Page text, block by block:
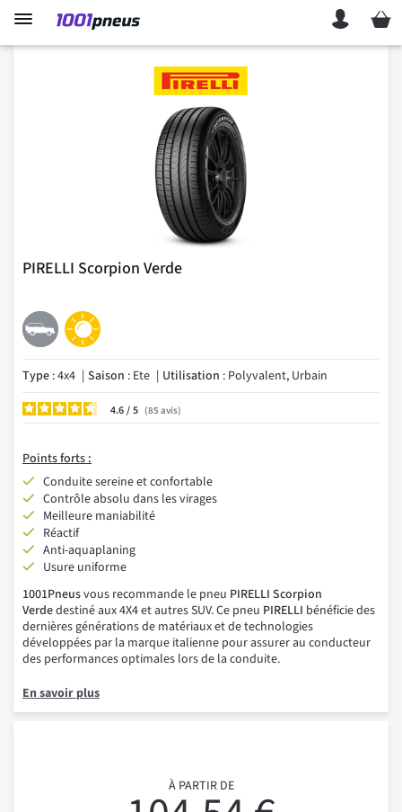
Mon
PIRELLI Scorpion Verde
Type : 4x4 Saison : Ete Utilisation : Polyvalent, Urbain
4.6/ 85 avis
Points forts :
Conduite sereine et confortable
Contrôle absolu dans les virages
Meilleure maniabilité
Réactif
Anti-aquaplaning
Usure uniforme
1001Pneusvous recommande le pneu PIRELLI Scorpion
Verdedestiné aux 4X4 et autres SUV. Ce pneu PIRELLI bénéficie des
dernières générations de matériaux et de technologies
développées par la marque italienne pour assurer au conducteur
des performances optimales lors de la conduite.
En savoir plus
À PARTIR DE